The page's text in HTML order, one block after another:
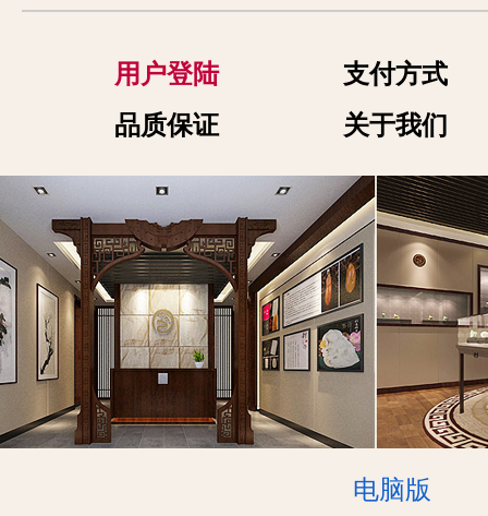
用户登陆
支付方式
品质保证
关于我们
电脑版